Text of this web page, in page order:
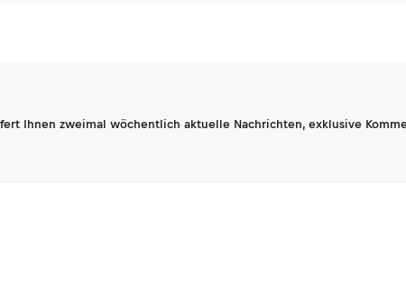
Ihnen zweimal wöchentlich aktuelle Nachrichten, exklusive